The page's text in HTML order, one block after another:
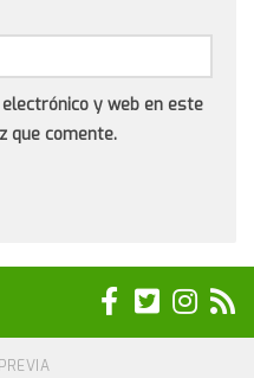
y web en este
que comente.